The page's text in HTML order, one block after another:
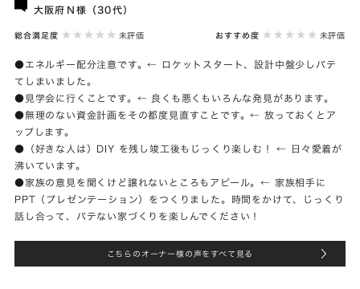
大阪府Ｎ様（30代）
総合満足度 未評価 おすすめ度 未評価
●エネルギー配分注意です。← ロケットスタート、設計中盤少しバテ
てしまいました。
●見学会に行くことです。← 良くも悪くもいろんな発見があります。
●無理のない資金計画をその都度見直すことです。← 放っておくとア
ップします。
●（好きな人は）DIY を残し竣工後もじっくり楽しむ！ ← 日々愛着が
沸いています。
●家族の意見を聞くけど譲れないところもアピール。← 家族相手に
PPT（プレゼンテーション）をつくりました。時間をかけて、じっくり
話し合って、バテない家づくりを楽しんでください！
こちらのオーナー様の声をすべて見る